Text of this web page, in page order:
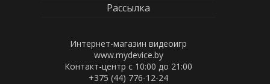
Рассылка
Интернет-магазин видеоигр
www.mydevice.by
Контакт-центр с 10:00 до 21:00
+375 (44) 776-12-24